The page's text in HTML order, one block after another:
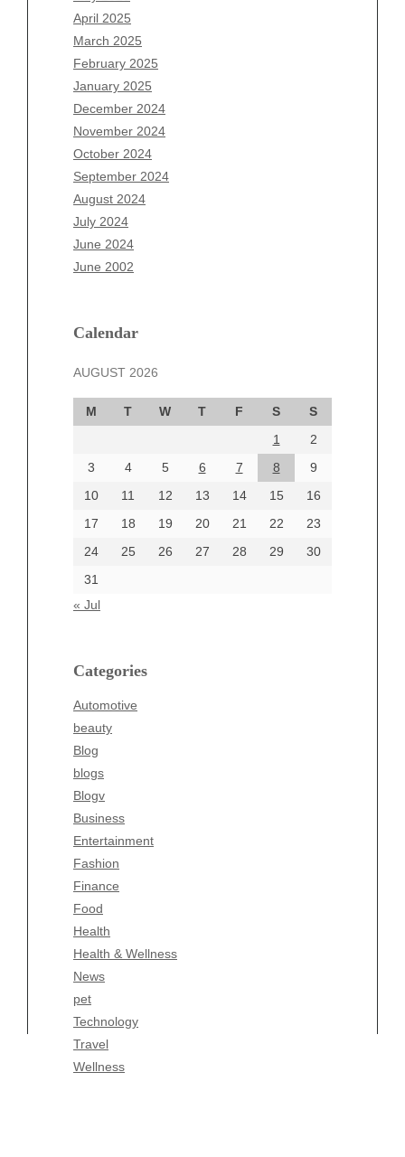
April 2025
March 2025
February 2025
January 2025
December 2024
November 2024
October 2024
September 2024
August 2024
July 2024
June 2024
June 2002
Calendar
AUGUST 2026
M T W T F S
S
1
2
3
4 5 6 7 8
9
10
11 12 13 14 15
16
17
18 19 20 21 22
23
24
25 26 27 28 29
30
31
« Jul
Categories
Automotive
beauty
Blog
blogs
Blogv
Business
Entertainment
Fashion
Finance
Food
Health
Health & Wellness
News
pet
Technology
Travel
Wellness
February 2026
January 2026
December 2025
November 2025
October 2025
September 2025
August 2025
July 2025
June 2025
May 2025
April 2025
March 2025
December 2024
October 2024
September 2024
August 2024
June 2024
Categories
beauty
Business
Entertainment
Fashion
Finance
Food
Health
Health & Wellness
News
pet
Technology
Travel
Wellness